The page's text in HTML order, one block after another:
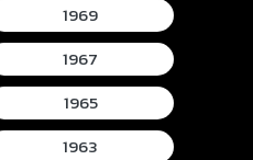
1969
1967
1965
1963